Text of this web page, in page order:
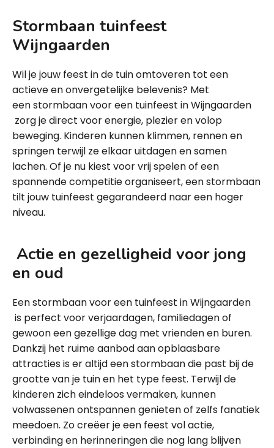
Stormbaan tuinfeest
Wijngaarden
Wil je jouw feest in de tuin omtoveren tot een
actieve en onvergetelijke belevenis? Met
een stormbaan voor een tuinfeest in Wijngaarden
zorg je direct voor energie, plezier en volop
beweging. Kinderen kunnen klimmen, rennen en
springen terwijl ze elkaar uitdagen en samen
lachen. Of je nu kiest voor vrij spelen of een
spannende competitie organiseert, een stormbaan
tilt jouw tuinfeest gegarandeerd naar een hoger
niveau.
Actie en gezelligheid voor jong
en oud
Een stormbaan voor een tuinfeest in Wijngaarden
is perfect voor verjaardagen, familiedagen of
gewoon een gezellige dag met vrienden en buren.
Dankzij het ruime aanbod aan opblaasbare
attracties is er altijd een stormbaan die past bij de
grootte van je tuin en het type feest. Terwijl de
kinderen zich eindeloos vermaken, kunnen
volwassenen ontspannen genieten of zelfs fanatiek
meedoen. Zo creëer je een feest vol actie,
verbinding en herinneringen die nog lang blijven